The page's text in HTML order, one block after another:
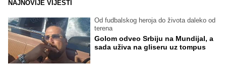
NAJNOVIJE VIJESTI
Od fudbalskog heroja do života daleko od
terena
Golom odveo Srbiju na Mundijal, a
sada uživa na gliseru uz tompus